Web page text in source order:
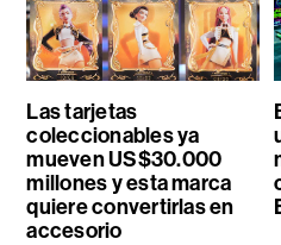
Las tarjetas
coleccionables ya
mueven US$30.000
millones y esta marca
quiere convertirlas en
accesorio